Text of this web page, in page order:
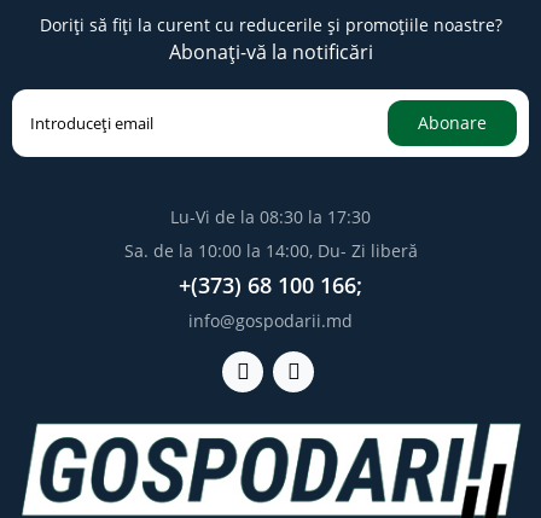
Doriți să fiți la curent cu reducerile și promoțiile noastre?
Abonați-vă la notificări
Abonare
Lu-Vi de la 08:30 la 17:30
Sa. de la 10:00 la 14:00, Du- Zi liberă
+(373) 68 100 166;
info@gospodarii.md